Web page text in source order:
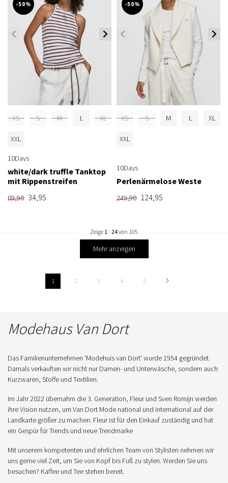
-50%
XS S M L XL
XXL
10Days
white/dark truffle Tanktop
mit Rippenstreifen
69,90 34,95
-50%
XS S M L XL
XXL
10Days
Perlenärmelose Weste
249,90 124,95
Zeige 1- 24von 105
Mehr anzeigen
1 2 3 4 5
Modehaus Van Dort
Das Familienunternehmen 'Modehuis van Dort' wurde 1954 gegründet.
Damals verkauften wir nicht nur Damen- und Unterwäsche, sondern auch
Kurzwaren, Stoffe und Textilien.
Im Jahr 2022 übernahm die 3. Generation, Fleur und Sven Romijn werden
ihre Vision nutzen, um Van Dort Mode national und international auf der
Landkarte größer zu machen. Fleur ist für den Einkauf zuständig und hat
ein Gespür für Trends und neue Trendmarke
Mit unserem kompetenten und ehrlichen Team von Stylisten nehmen wir
uns gerne viel Zeit, um Sie von Kopf bis Fuß zu stylen. Werden Sie uns
besuchen? Kaffee und Tee stehen bereit.